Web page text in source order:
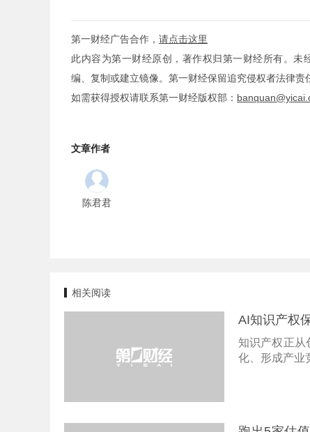
第一财经广告合作， 请点击这里
此内容为第一财经原创，著作权归第一财经所有。
编、复制或建立镜像。第一财经保留追究侵权者法律责
如需获得授权请联系第一财经版权部：
文章作者
陈君君
相关阅读
AI知识产权
知识产权正从
化、形成产业